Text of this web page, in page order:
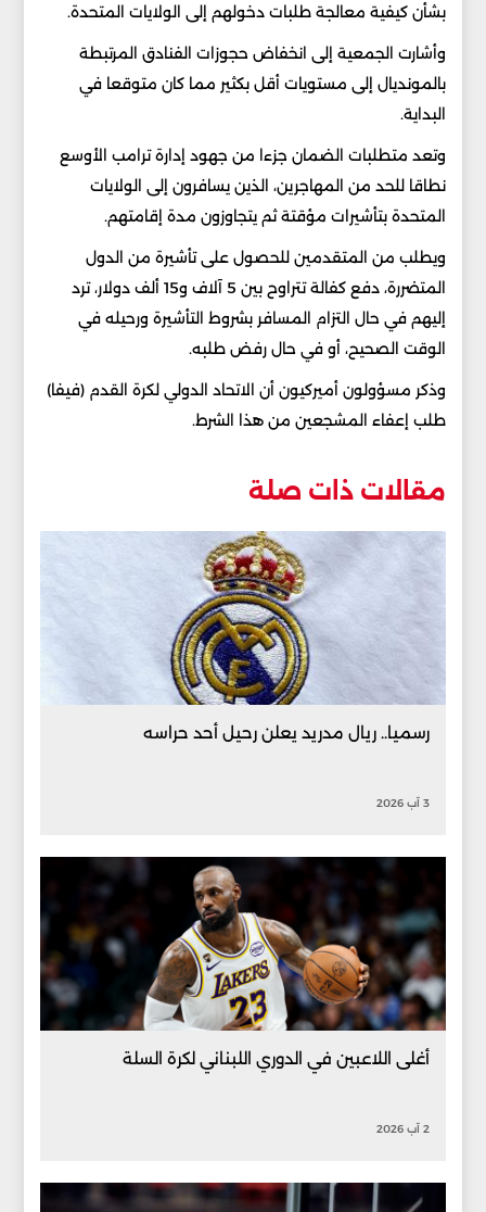
بشأن كيفية معالجة طلبات دخولهم إلى الولايات المتحدة.
وأشارت الجمعية إلى انخفاض حجوزات الفنادق المرتبطة
بالمونديال إلى مستويات أقل بكثير مما كان متوقعا في
البداية.
وتعد متطلبات الضمان جزءا من جهود إدارة ترامب الأوسع
نطاقا للحد من المهاجرين، الذين يسافرون إلى الولايات
المتحدة بتأشيرات مؤقتة ثم يتجاوزون مدة إقامتهم.
ويطلب من المتقدمين للحصول على تأشيرة من الدول
المتضررة، دفع كفالة تتراوح بين 5 آلاف و15 ألف دولار، ترد
إليهم في حال التزام المسافر بشروط التأشيرة ورحيله في
الوقت الصحيح، أو في حال رفض طلبه.
وذكر مسؤولون أميركيون أن الاتحاد الدولي لكرة القدم (فيفا)
طلب إعفاء المشجعين من هذا الشرط.
مقالات ذات صلة
رسميا.. ريال مدريد يعلن رحيل أحد حراسه
3 آب 2026
أغلى اللاعبين في الدوري اللبناني لكرة السلة
2 آب 2026